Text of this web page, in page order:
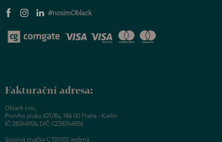
#nosimOblack
Fakturační adresa:
Oblack s.r.o.,
Prvního pluku 621/8a, 186 00 Praha - Karlín
IČ: 28246926, DIČ: CZ28246926
Spisová značka C 135103 vedená